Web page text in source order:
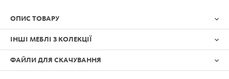
ОПИС ТОВАРУ
ІНШІ МЕБЛІ З КОЛЕКЦІЇ
ФАЙЛИ ДЛЯ СКАЧУВАННЯ